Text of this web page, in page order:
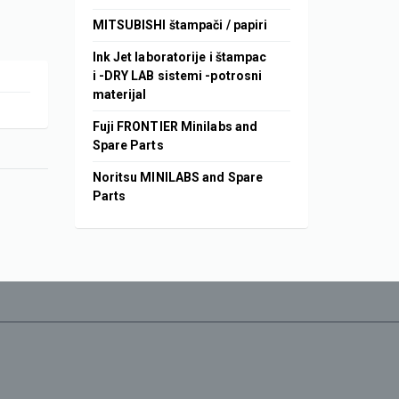
MITSUBISHI štampači / papiri
Ink Jet laboratorije i štampac
i -DRY LAB sistemi -potrosni
materijal
Fuji FRONTIER Minilabs and
Spare Parts
Noritsu MINILABS and Spare
Parts